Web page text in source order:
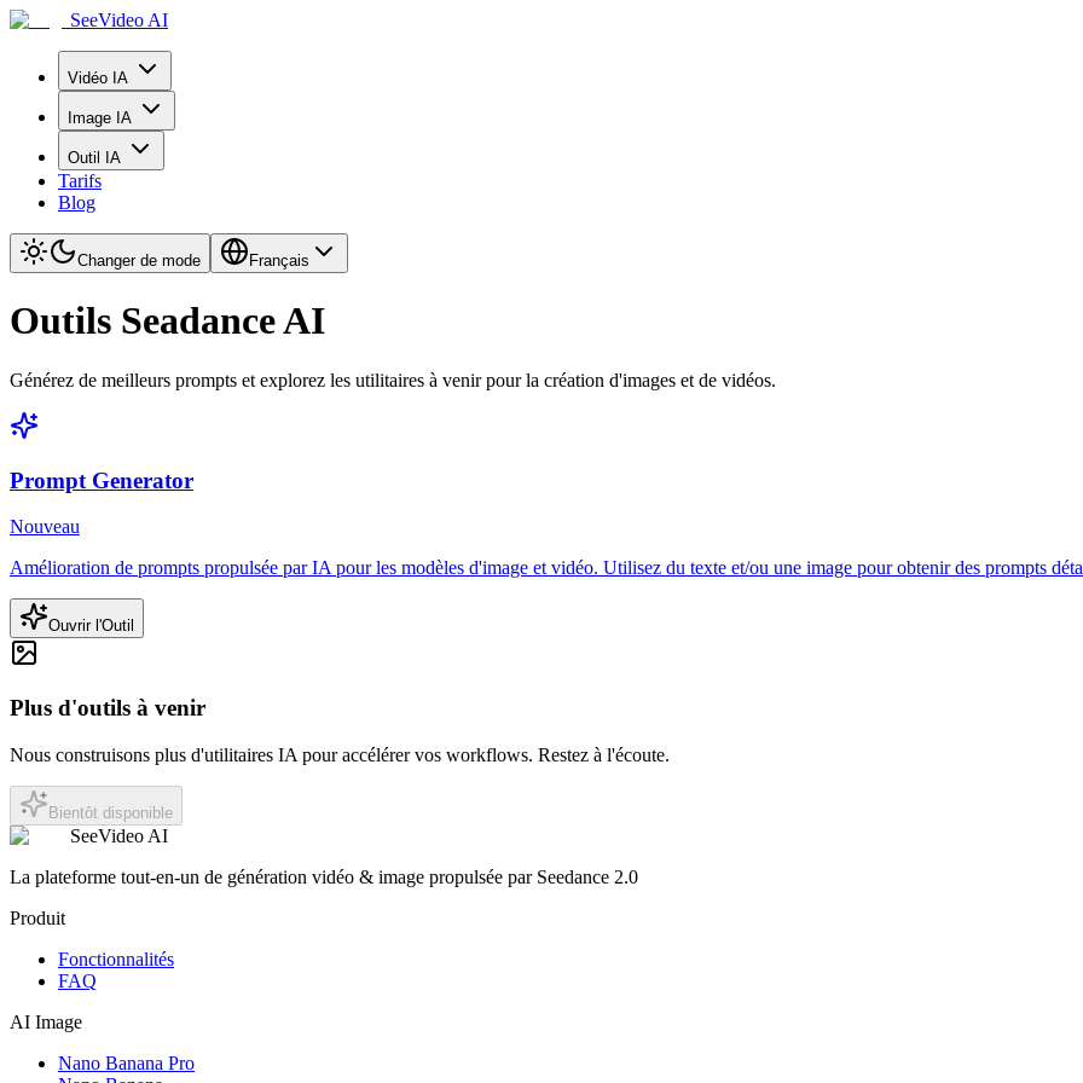
SeeVideo AI
Vidéo IA
Image IA
Outil IA
Tarifs
Blog
Changer de mode Français
Outils Seadance AI
Générez de meilleurs prompts et explorez les utilitaires à venir pour la création d'images et de vidéos.
Prompt Generator
Nouveau
Amélioration de prompts propulsée par IA pour les modèles d'image et vidéo. Utilisez du texte et/ou une image pour obtenir des prompts
Ouvrir l'Outil
Plus d'outils à venir
Nous construisons plus d'utilitaires IA pour accélérer vos workflows. Restez à l'écoute.
Bientôt disponible
SeeVideo AI
La plateforme tout-en-un de génération vidéo & image propulsée par Seedance 2.0
Produit
Fonctionnalités
FAQ
AI Image
Nano Banana Pro